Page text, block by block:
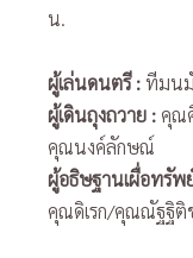
น.
ผู้เล่นดนตรี: ทีมน
ผู้เดินถุงถวาย : คุณ
คุณนงค์ลักษณ์
ผู้อธิษฐานเผื่อทรัพ
คุณดิเรก/คุณณัฐฐิ